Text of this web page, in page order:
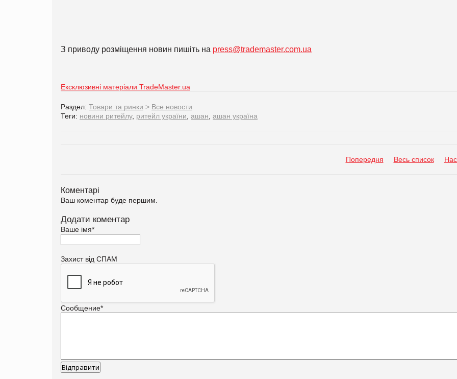
З приводу розміщення новин пишіть на press@trademaster.com.ua
Ексклюзивні матеріали TradeMaster.ua
Раздел: Товари та ринки > Все новости
Теги: новини ритейлу, ритейл україни ашан ашан україна
Попередня Весь список
Коментарі
Ваш коментар буде першим.
Додати коментар
Ваше імя*
Захист від СПАМ
Сообщение*